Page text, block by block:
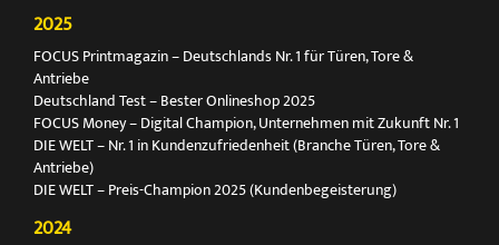
2025
FOCUS Printmagazin – Deutschlands Nr. 1 für Türen, Tore &
Antriebe
Deutschland Test – Bester Onlineshop 2025
FOCUS Money – Digital Champion, Unternehmen mit Zukunft Nr. 1
DIE WELT – Nr. 1 in Kundenzufriedenheit (Branche Türen, Tore &
Antriebe)
DIE WELT – Preis-Champion 2025 (Kundenbegeisterung)
2024